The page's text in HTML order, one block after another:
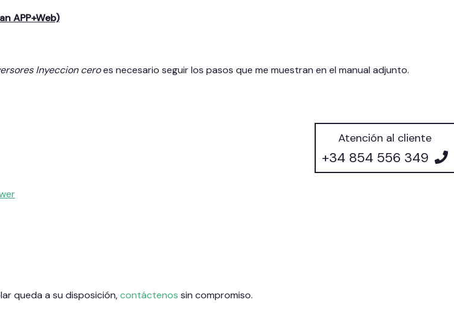
APP+Web)
Inyeccion ceroes necesario seguir los pasos que me muestran en el manual adjunto.
queda a su disposición,contáctenos sin compromiso.
Atención al cliente
+34 854 556 349